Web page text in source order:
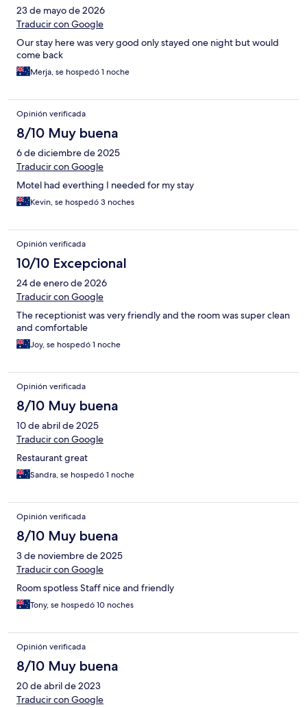
23 de mayo de 2026
Traducir con Google
Our stay here was very good only stayed one night but would
come back
Merja, se hospedó 1 noche
Opinión verificada
8/10 Muy buena
6 de diciembre de 2025
Traducir con Google
Motel had everthing I needed for my stay
Kevin, se hospedó 3 noches
Opinión verificada
10/10 Excepcional
24 de enero de 2026
Traducir con Google
The receptionist was very friendly and the room was super clean
and comfortable
Joy, se hospedó 1 noche
Opinión verificada
8/10 Muy buena
10 de abril de 2025
Traducir con Google
Restaurant great
Sandra, se hospedó 1 noche
Opinión verificada
8/10 Muy buena
3 de noviembre de 2025
Traducir con Google
Room spotless Staff nice and friendly
Tony, se hospedó 10 noches
Opinión verificada
8/10 Muy buena
20 de abril de 2023
Traducir con Google